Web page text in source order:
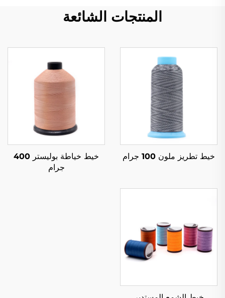
المنتجات الشائعة
خيط تطريز ملون 100 جرام
خيط خياطة بوليستر 400
جرام